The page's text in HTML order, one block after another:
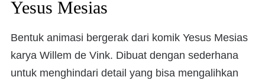
Yesus Mesias
Bentuk animasi bergerak dari komik Yesus Mesias
karya Willem de Vink. Dibuat dengan sederhana
untuk menghindari detail yang bisa mengalihkan